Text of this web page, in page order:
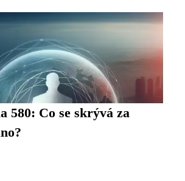
580: Co se skrývá za